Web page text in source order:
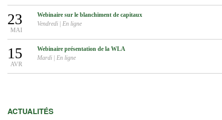
23
MAI
Webinaire sur le blanchiment de capitaux
Vendredi
En ligne
15
AVR
Webinaire présentation de la WLA
Mardi
En ligne
ACTUALITÉS